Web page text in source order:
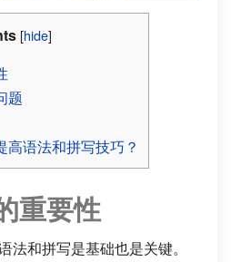
[hide]
题
语法和拼写技巧？
重要性
法和拼写是基础也是关键。